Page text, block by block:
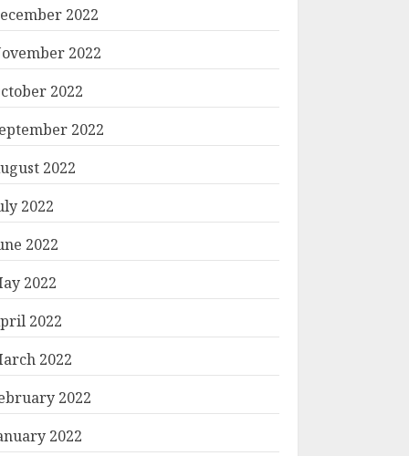
2022
2022
2022
2022
2022
2022
2022
2022
2022
2022
2022
2022